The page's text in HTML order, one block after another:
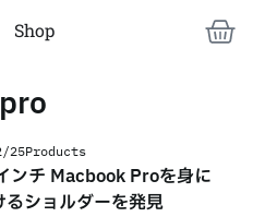
Shop
25Products
ンチ Macbook Proを身に
るショルダーを発見